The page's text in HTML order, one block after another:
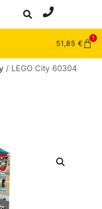
51,85 €
1
/ LEGO City 60304